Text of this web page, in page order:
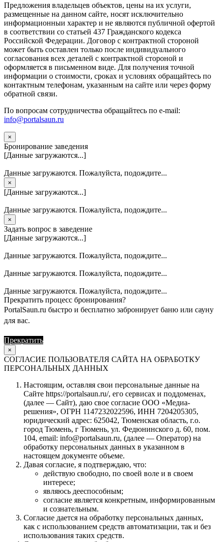
Предложения владельцев объектов, цены на их услуги,
размещенные на данном сайте, носят исключительно
информационныи характер и не являются публичной офертой
в соответствии со статьей 437 Гражданского кодекса
Российской Федерации. Договор с контрактной стороной
может быть составлен только после индивидуального
согласования всех деталей с контрактной стороной и
оформляется в письменном виде. Для получения точной
информации о стоимости, сроках и условиях обращайтесь по
контактным телефонам, указанным на сайте или через форму
обратной связи.
По вопросам сотрудничества обращайтесь по e-mail:
info@portalsaun.ru
×
Бронирование заведения
[Данные загружаются...]
Данные загружаются. Пожалуйста, подождите...
×
[Данные загружаются...]
Данные загружаются. Пожалуйста, подождите...
×
Задать вопрос в заведение
[Данные загружаются...]
Данные загружаются. Пожалуйста, подождите...
Данные загружаются. Пожалуйста, подождите...
Данные загружаются. Пожалуйста, подождите...
Прекратить процесс бронирования?
PortalSaun.ru быстро и бесплатно забронирует баню или сауну
для вас.
Прекратить
×
СОГЛАСИЕ ПОЛЬЗОВАТЕЛЯ САЙТА НА ОБРАБОТКУ
ПЕРСОНАЛЬНЫХ ДАННЫХ
Настоящим, оставляя свои персональные данные на
Сайте https://portalsaun.ru/, его сервисах и поддоменах,
(далее — Сайт), даю свое согласие ООО «Медиа-
решения», ОГРН 1147232022596, ИНН 7204205305,
юридический адрес: 625042, Тюменская область, г.о.
город Тюмень, г Тюмень, ул. Федюнинского д. 60, пом.
104, email: info@portalsaun.ru, (далее — Оператор) на
обработку персональных данных в указанном в
настоящем документе объеме.
Давая согласие, я подтверждаю, что:
действую свободно, по своей воле и в своем
интересе;
являюсь дееспособным;
согласие является конкретным, информированным
и сознательным.
Согласие дается на обработку персональных данных,
как с использованием средств автоматизации, так и без
использования таких средств.